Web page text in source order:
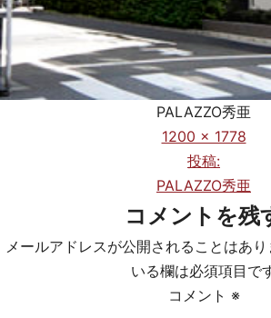
PALAZZO秀亜
フ
サ
イ
1200 × 1778
ナ
投稿:
PALAZZO秀亜
コメントを残
メールアドレスが公開されることはあり
いる欄は必須項目で
コメント ※